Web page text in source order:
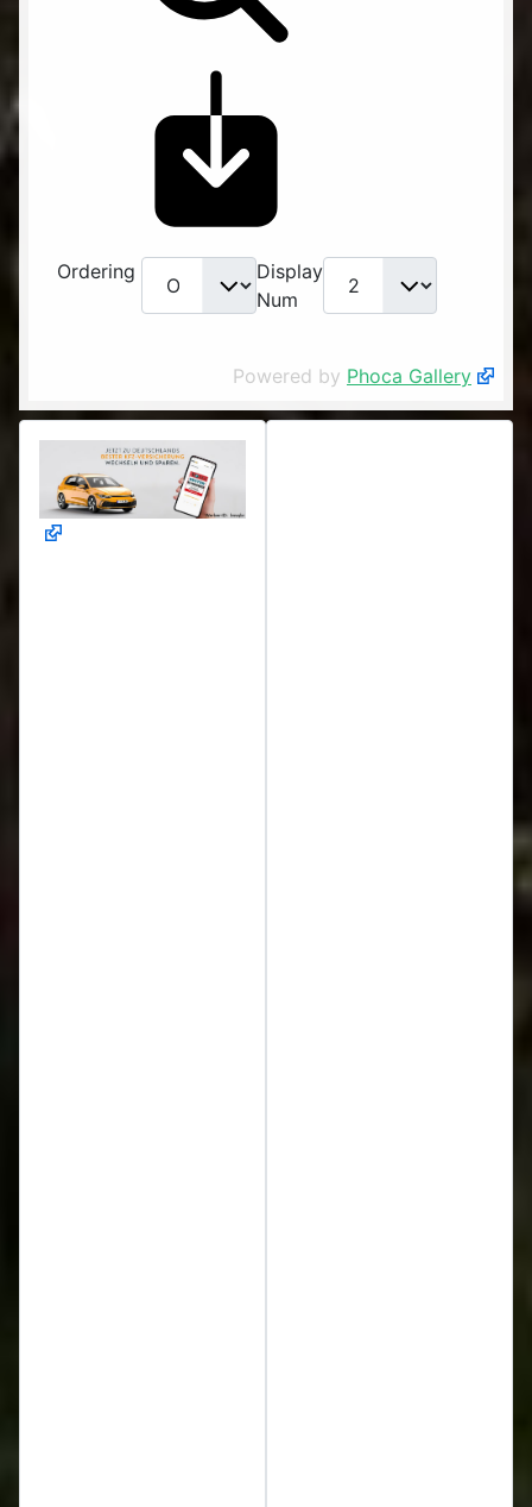
Ordering
Display
Num
Powered by Phoca Gallery